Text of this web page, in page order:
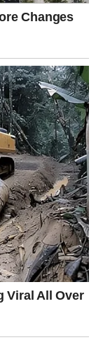
očekuju
Jarčevi kojima
ili
da prava
jača — čak i